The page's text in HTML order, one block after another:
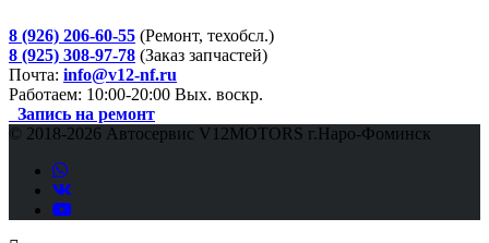
8 (926) 206-60-55 (Ремонт, техобсл.)
8 (925) 308-97-78 (Заказ запчастей)
Почта: info@v12-nf.ru
Работаем: 10:00-20:00 Вых. воскр.
Запись на ремонт
© 2018-2026 Автосервис V12MOTORS г.Наро-Фоминск